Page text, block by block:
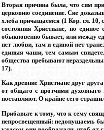
Вторая причина была, что сим
церковию соединение. Сие
хлеба причащаемся (1 Кор. гл. 10,
состояния Христиане, но
обыкновенно бывает, или между
нет любви, там и единой нет
единыя чаши, тем самым
общества пребывают
17).
Как древние Христиане друг
от общаго с протчими
поставляют. О крайне сего
Прибавьте к тому, что к сему
непросвещенный: недопущаемь